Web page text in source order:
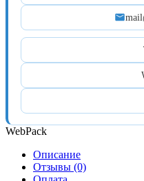
WebPack
Описание
Отзывы (0)